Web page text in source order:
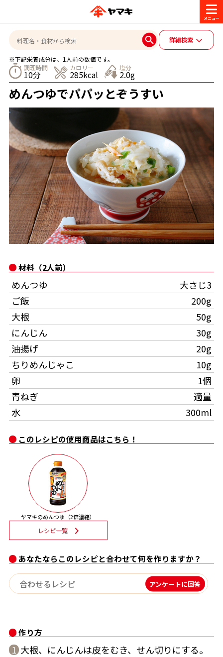
商品情報
ブランド一覧
ヤマキ『めんつゆ』 ヤマキ 割烹白だし
旨さ、別格。だし屋の鍋 韓福善シリーズ
楽チン屋®
レシピ
おいしいレシピを探す
おいしいレシピトップ
主食レシピ
主菜レシピ
汁物レシピ
おいしいレシピを商品から探す
かつお節レシピ
めんつゆレシピ
割烹白だしレシピ
レシピ特設サイト
割烹白だしレシピ特集
だし巻き卵特集
かつおだしが決め手！簡単茶碗蒸し
かつお節・だしを楽しむ
かつお節・だしを知る
だしの取り方
かつお節の削り方
かつお節・だしをもっと知る
かつお節・だしを楽しむ
だしコミュ
CM・キャンペーン
キャンペーン一覧
企業・採用情報
企業情報
- 百年対話
採用情報
- ジョブリターン制
お問い合わせ
ヤマキお客様相談室
オンラインショップ
Global
詳細検索
※下記栄養成分は、1人前の数値です。
調理時間
10分
カロリー
285kcal
塩分
2.0g
めんつゆでパパッとぞうすい
このレシピの使用商品はこちら！
ヤマキのめんつゆ（2倍濃縮）
レシピ一覧
あなたならこのレシピと合わせて何を作りますか？
アンケートに回答
作り方
1 大根、にんじんは皮をむき、せん切りにする。
材料（2人前）
めんつゆ
大さじ3
ご飯
200g
大根
50g
にんじん
30g
油揚げ
20g
ちりめんじゃこ
10g
卵
1個
青ねぎ
適量
水
300ml